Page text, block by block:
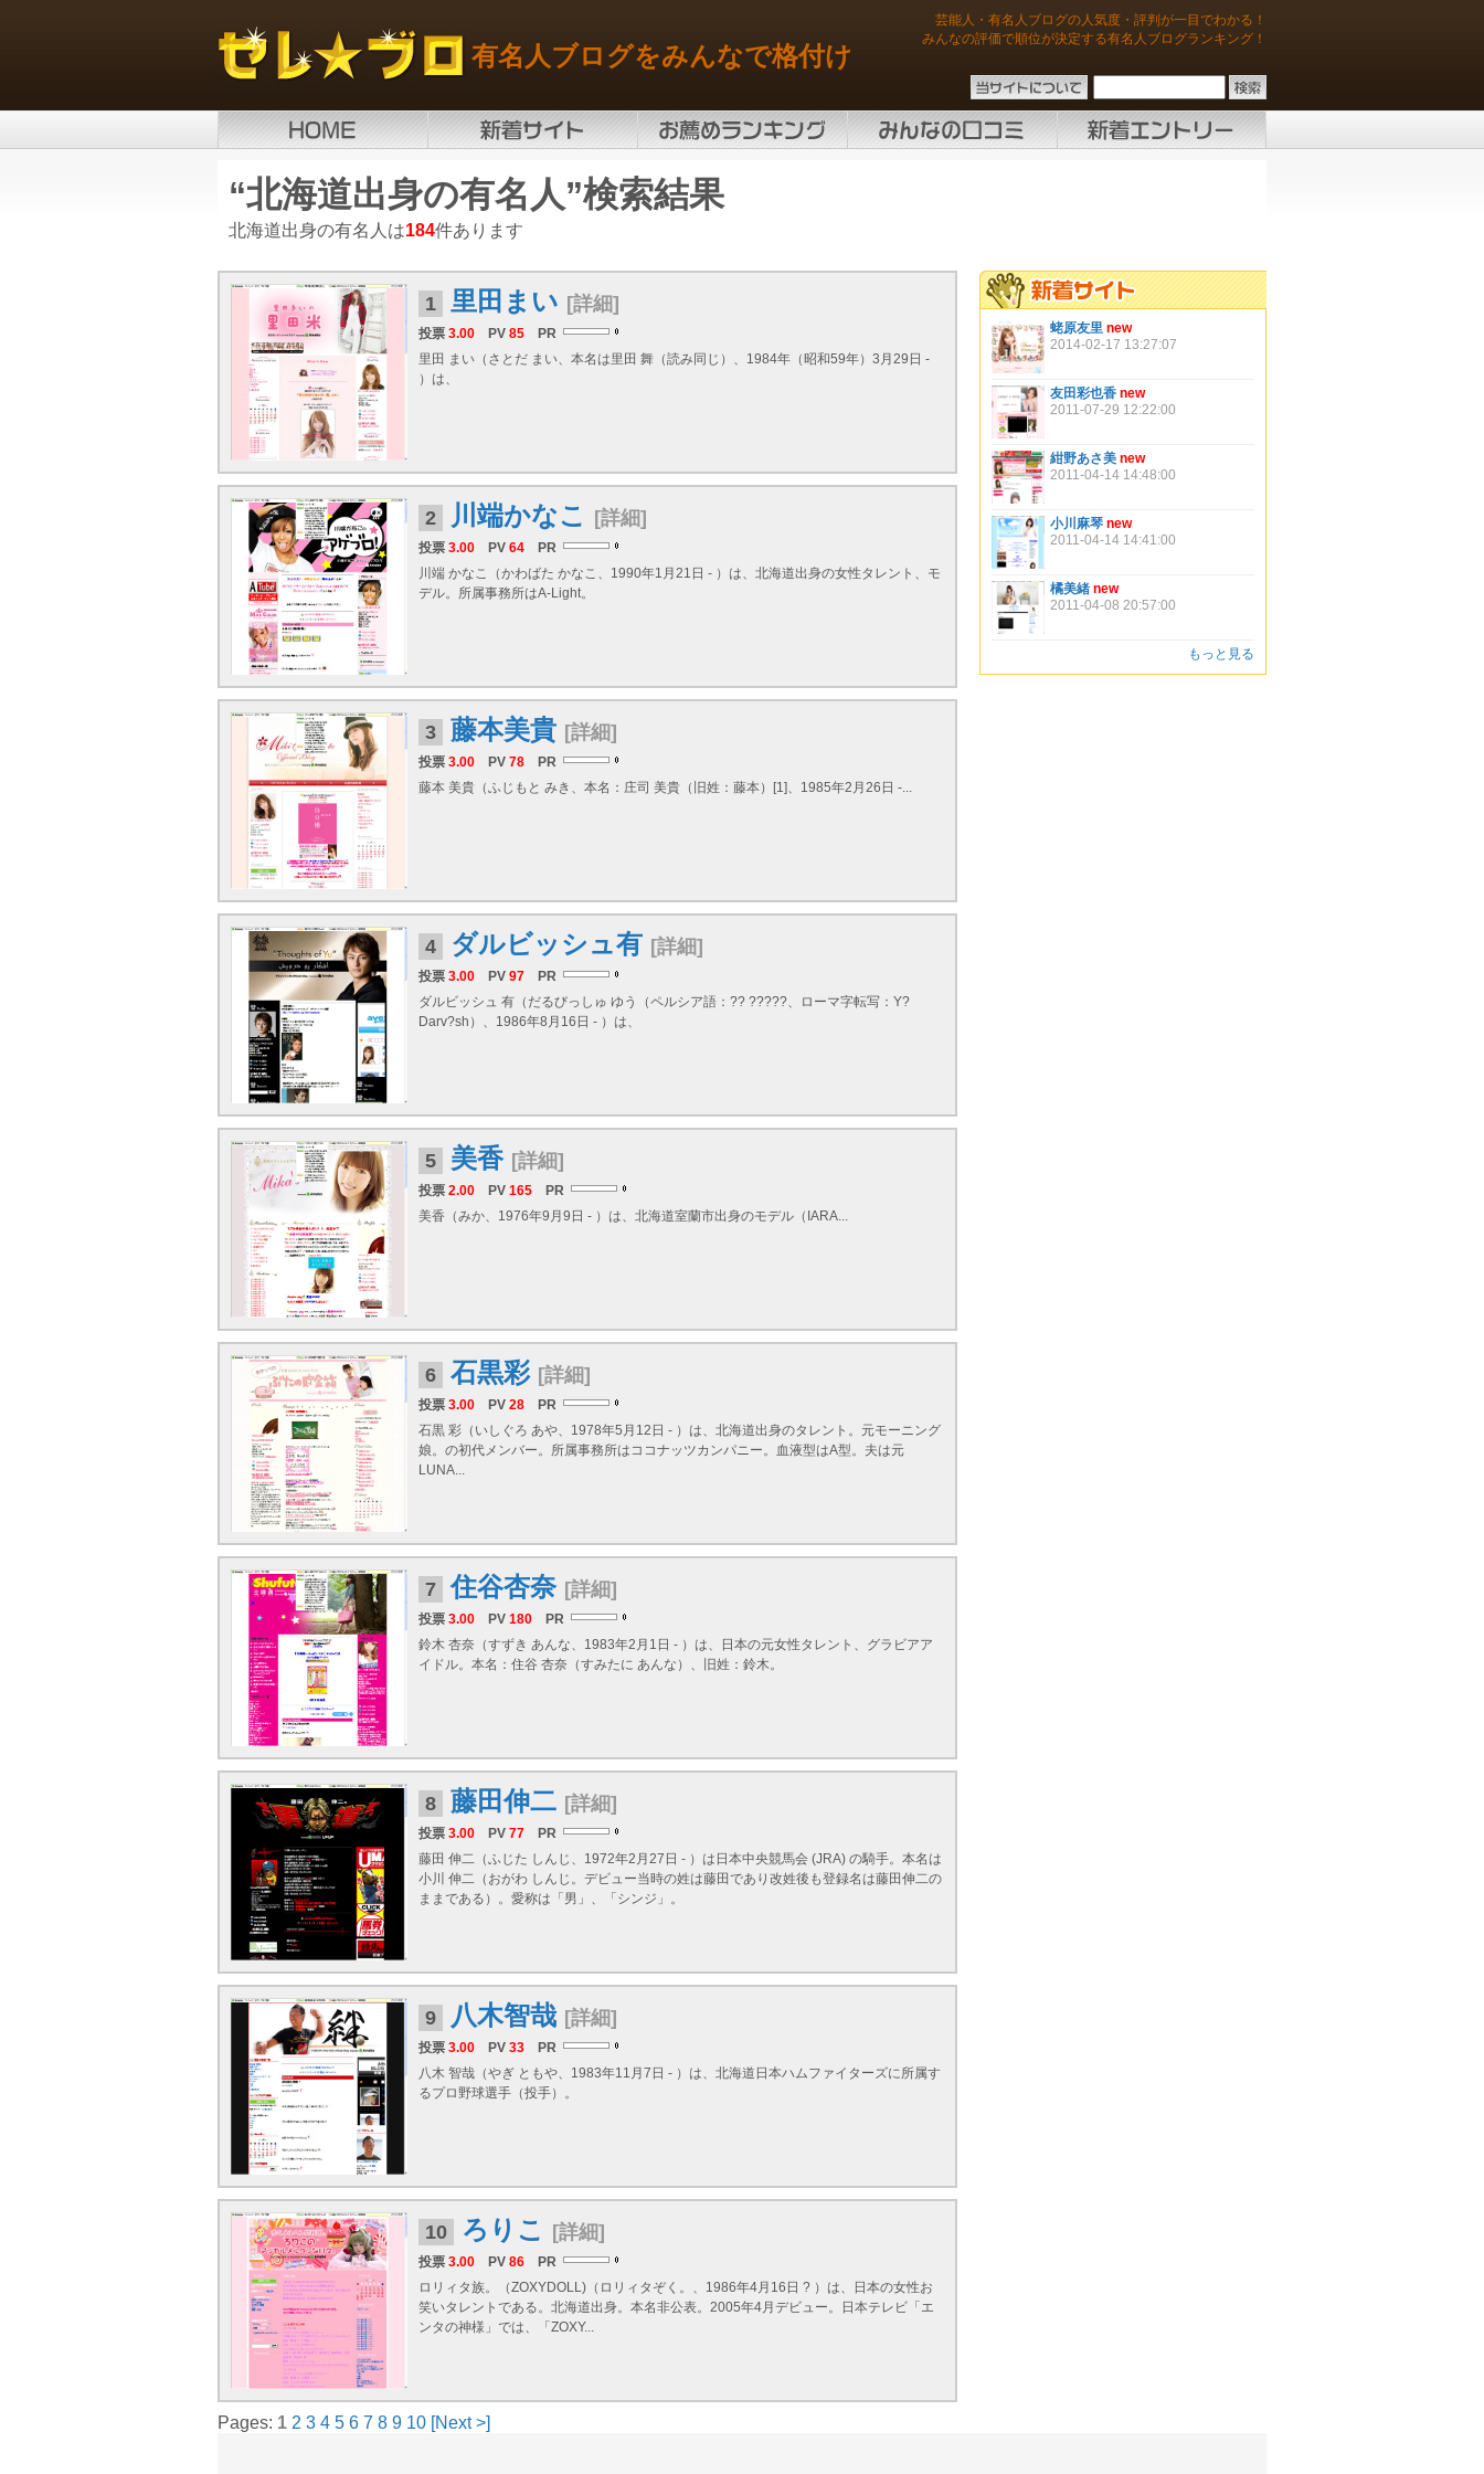
有名人ブログをみんなで格付け
芸能人・有名人ブログの人気度・評判が一目でわかる！
みんなの評価で順位が決定する有名人ブログランキング！
“北海道出身の有名人”検索結果
北海道出身の有名人は184件あります
1 里田まい [詳細]
投票 3.00 PV 85
PR
里田 まい（さとだ まい、本名は里田 舞（読み同じ）、1984年（昭和59年）3月29日 -
）は、
2 川端かなこ [詳細]
投票 3.00 PV 64
PR
川端 かなこ（かわばた かなこ、1990年1月21日 - ）は、 北海道出身の女性タレント、モ
デル。所属事務所はA-Light。
3 藤本美貴 [詳細]
投票 3.00 PV 78
PR
藤本 美貴（ふじもと みき、本名：庄司 美貴（旧姓：藤本）[1]、1985年2月26日 -...
4 ダルビッシュ有 [詳細]
投票 3.00 PV 97
PR
ダルビッシュ 有（だるびっしゅ ゆう（ペルシア語：?? ?????、ローマ字転写：Y?
Darv?sh）、1986年8月16日 - ）は、
5 美香 [詳細]
投票 2.00 PV 165
PR
美香（みか、1976年9月9日 - ）は、 北海道室蘭市出身のモデル（IARA...
6 石黒彩 [詳細]
投票 3.00 PV 28
PR
石黒 彩（いしぐろ あや、1978年5月12日 - ）は、 北海道出身のタレント。元モーニング
娘。の初代メンバー。所属事務所はココナッツカンパニー。血液型はA型。夫は元
LUNA...
7 住谷杏奈 [詳細]
投票 3.00 PV 180
PR
鈴木 杏奈（すずき あんな、1983年2月1日 - ）は、日本の元女性タレント、グラビアア
イドル。本名：住谷 杏奈（すみたに あんな）、旧姓：鈴木。
8 藤田伸二 [詳細]
投票 3.00 PV 77
PR
藤田 伸二（ふじた しんじ、1972年2月27日 - ）は日本中央競馬会 (JRA) の騎手。本名は
小川 伸二（おがわ しんじ。デビュー当時の姓は藤田であり改姓後も登録名は藤田伸二の
ままである）。愛称は「男」、「シンジ」。
9 八木智哉 [詳細]
投票 3.00 PV 33
PR
八木 智哉（やぎ ともや、1983年11月7日 - ）は、 北海道 日本ハムファイターズに所属す
るプロ野球選手（投手）。
10 ろりこ [詳細]
投票 3.00 PV 86
PR
ロリィタ族。（ZOXYDOLL)（ロリィタぞく。、1986年4月16日 ? ）は、日本の女性お
笑いタレントである。 北海道出身。本名非公表。2005年4月デビュー。日本テレビ「エ
ンタの神様」では、「ZOXY...
Pages: 1 2 3 4 5 6 7 8 9 10 [Next >]
蛯原友里 new
2014-02-17 13:27:07
友田彩也香 new
2011-07-29 12:22:00
紺野あさ美 new
2011-04-14 14:48:00
小川麻琴 new
2011-04-14 14:41:00
橘美緒 new
2011-04-08 20:57:00
もっと見る